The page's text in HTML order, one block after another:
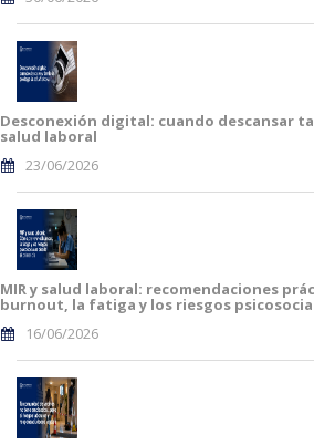
Desconexión digital: cuando descansar
salud laboral
23/06/2026
MIR y salud laboral: recomendaciones
burnout, la fatiga y los riesgos
16/06/2026